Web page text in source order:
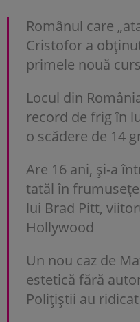
Românul care
Cristofor a
primele nouă
Locul din
record de frig în
o scădere de 14
Are 16 ani, și-a
tatăl în
lui Brad Pitt,
Hollywood
Un nou caz de
estetică fără
Polițiștii au